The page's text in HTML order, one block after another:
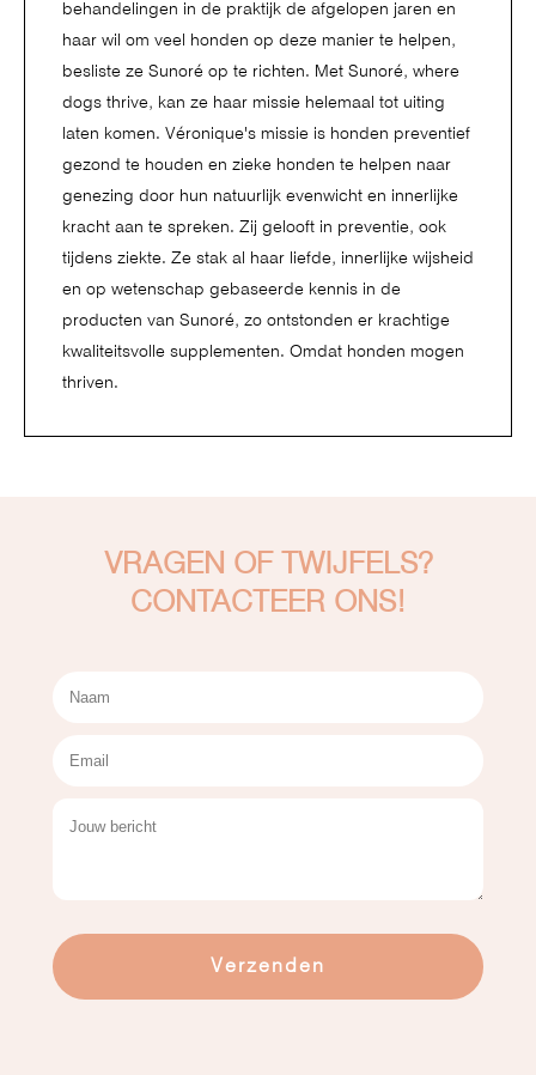
behandelingen in de praktijk de afgelopen jaren en
haar wil om veel honden op deze manier te helpen,
besliste ze Sunoré op te richten. Met Sunoré, where
dogs thrive, kan ze haar missie helemaal tot uiting
laten komen. Véronique's missie is honden preventief
gezond te houden en zieke honden te helpen naar
genezing door hun natuurlijk evenwicht en innerlijke
kracht aan te spreken. Zij gelooft in preventie, ook
tijdens ziekte. Ze stak al haar liefde, innerlijke wijsheid
en op wetenschap gebaseerde kennis in de
producten van Sunoré, zo ontstonden er krachtige
kwaliteitsvolle supplementen. Omdat honden mogen
thriven.
VRAGEN OF TWIJFELS?
CONTACTEER ONS!
Verzenden